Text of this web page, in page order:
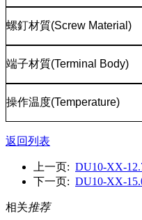
螺釘材質(Screw Material)
端子材質(Terminal Body)
操作温度(Temperature)
返回列表
上一页: DU10-XX-
下一页: DU10-XX-
相关推荐